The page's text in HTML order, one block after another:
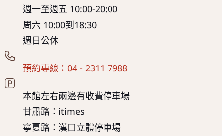
週一至週五 10:00-20:00
周六 10:00到18:30
週日公休
預約專線：04 - 2311 7988
本館左右兩邊有收費停車場
甘肅路：itimes
寧夏路：漢口立體停車場